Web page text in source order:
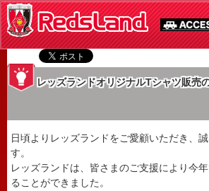
レッズランドオリジナルTシャツ販売
日頃よりレッズランドをご愛顧いただき、
す。
レッズランドは、皆さまのご支援により今
ることができました。